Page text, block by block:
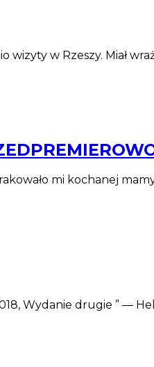
wizyty w Rzeszy. Miał
mi kochanej
Wydanie drugie ” —